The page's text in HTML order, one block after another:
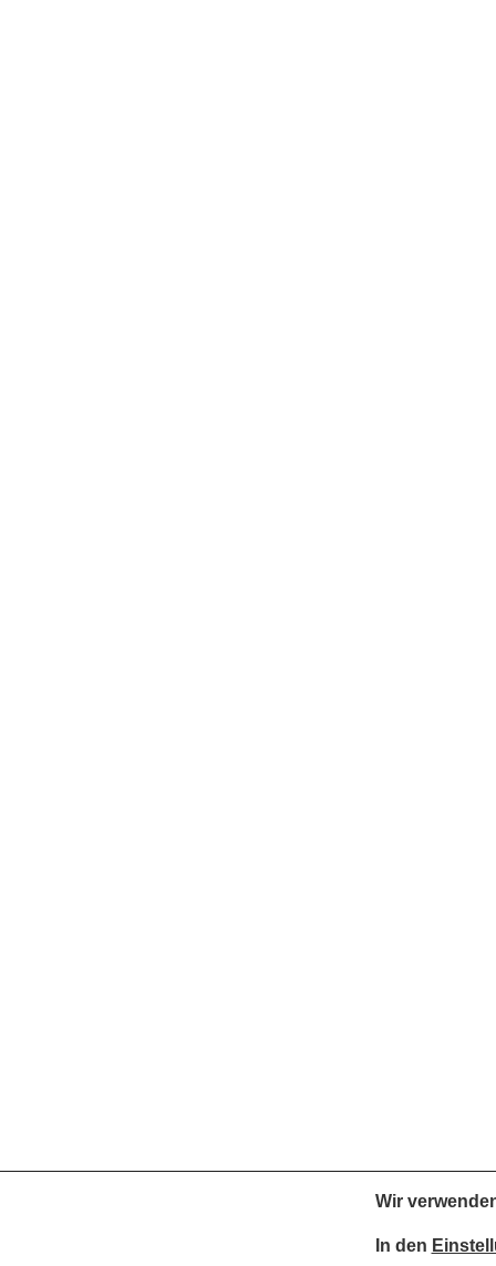
Wir
In den